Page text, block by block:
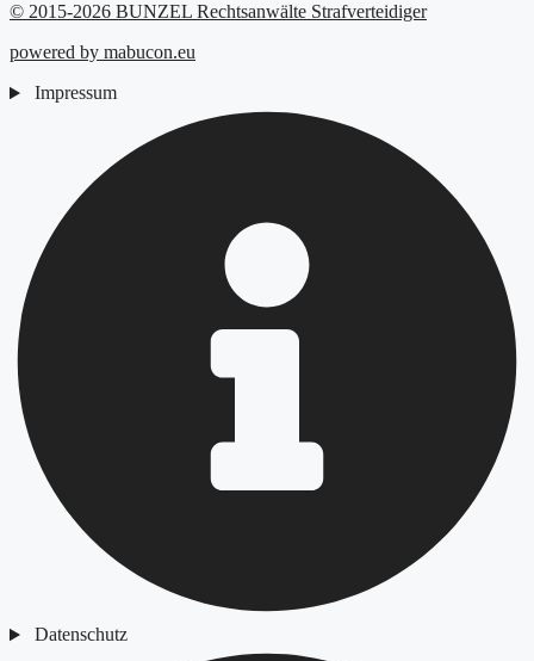
© 2015-2026 BUNZEL Rechtsanwälte Strafverteidiger
powered by mabucon.eu
Impressum
Datenschutz